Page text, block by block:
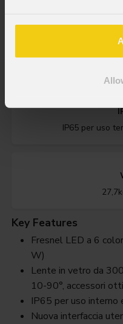
IP65 per uso
Key Features
Fresnel LED a 6
W)
Lente in vetro da
10-90°, accessori
IP65 per uso interno
Nuova interfaccia